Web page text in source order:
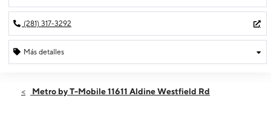
(281) 317-3292
Más detalles
Miérc:10:00 a. m. a 8:00 p. m.
Metro by T-Mobile 11611 Aldine Westfield Rd